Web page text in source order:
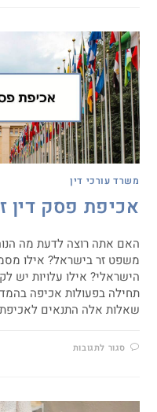
משרד עורכי דין
אכיפת פסק דין
האם אתה רוצה לדעת מה
משפט זר בישראל? אילו
הישראלי? אילו עלויות יש
תחילה בפעולות אכיפה
שאלות אלה התנאים
סגור לתגובות